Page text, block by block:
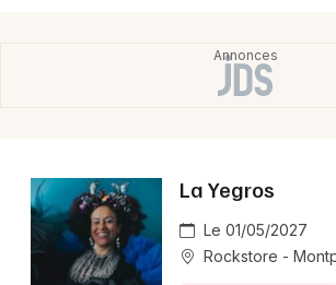
📍 Où Real Limit s’est-il produit en
Real Limit s’était produit au Zénith
Real Limit en 2025 ?
Le duo avait présenté son univers de
contemporain, revisité ses plus grands
une ambiance intimiste et offert une
La Yegros
Le 01/05/2027
Rockstore -